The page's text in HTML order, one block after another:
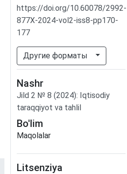
https://doi.org/10.60078/2992-
877X-2024-vol2-iss8-pp170-
177
Другие форматы
Nashr
Jild 2 № 8 (2024): Iqtisodiy
taraqqiyot va tahlil
Bo'lim
Maqolalar
Litsenziya